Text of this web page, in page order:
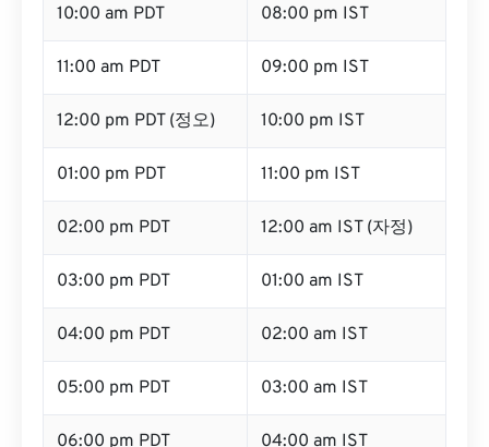
10:00 am PDT 08:00 pm IST
11:00 am PDT 09:00 pm IST
12:00 pm PDT (정오) 10:00 pm IST
01:00 pm PDT 11:00 pm IST
02:00 pm PDT 12:00 am IST (자정)
03:00 pm PDT 01:00 am IST
04:00 pm PDT 02:00 am IST
05:00 pm PDT 03:00 am IST
06:00 pm PDT 04:00 am IST